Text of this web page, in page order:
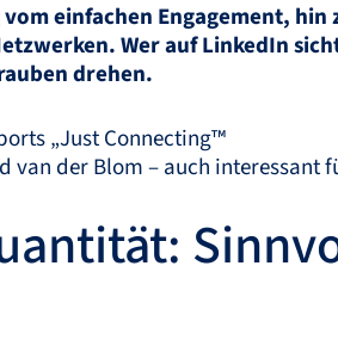
einfachen Engagement,
Wer auf LinkedIn
drehen.
„Just Connecting™
van der Blom – auch interessant